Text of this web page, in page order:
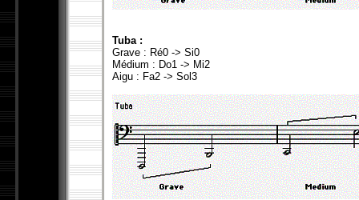
Tuba :
Grave : Ré0 -> Si0
Médium : Do1 -> Mi2
Aigu : Fa2 -> Sol3